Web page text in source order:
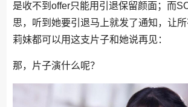
是收不到offer只能用引退保留颜面；而
思，听到她要引退马上就发了通知，让
莉妹都可以用这支片子和她说再见：
那，片子演什么呢？